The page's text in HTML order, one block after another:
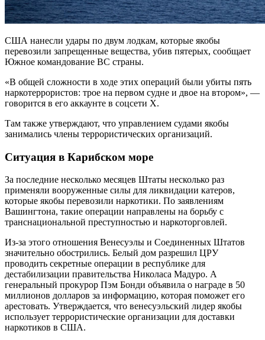
США нанесли удары по двум лодкам, которые якобы
перевозили запрещенные вещества, убив пятерых, сообщает
Южное командование ВС страны.
«В общей сложности в ходе этих операций были убиты пять
наркотеррористов: трое на первом судне и двое на втором», —
говорится в его аккаунте в соцсети Х.
Там также утверждают, что управлением судами якобы
занимались члены террористических организаций.
Ситуация в Карибском море
За последние несколько месяцев Штаты несколько раз
применяли вооруженные силы для ликвидации катеров,
которые якобы перевозили наркотики. По заявлениям
Вашингтона, такие операции направлены на борьбу с
транснациональной преступностью и наркоторговлей.
Из-за этого отношения Венесуэлы и Соединенных Штатов
значительно обострились. Белый дом разрешил ЦРУ
проводить секретные операции в республике для
дестабилизации правительства Николаса Мадуро. А
генеральный прокурор Пэм Бонди объявила о награде в 50
миллионов долларов за информацию, которая поможет его
арестовать. Утверждается, что венесуэльский лидер якобы
использует террористические организации для доставки
наркотиков в США.